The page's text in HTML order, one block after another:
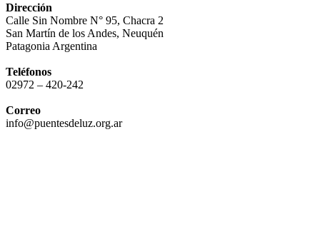
Dirección
Calle Sin Nombre N° 95, Chacra 2
San Martín de los Andes, Neuquén
Patagonia Argentina
Teléfonos
02972 – 420-242
Correo
info@puentesdeluz.org.ar